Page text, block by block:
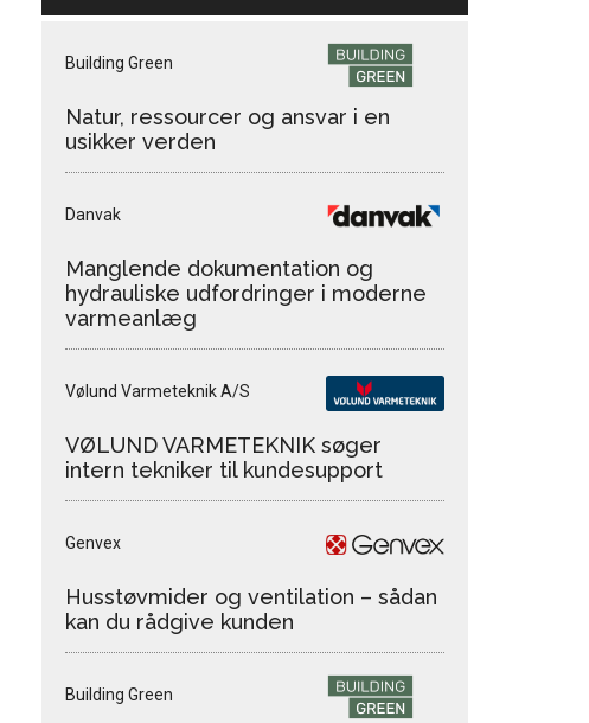
Building Green
Natur, ressourcer og ansvar i en
usikker verden
Danvak
Manglende dokumentation og
hydrauliske udfordringer i moderne
varmeanlæg
Vølund Varmeteknik A/S
VØLUND VARMETEKNIK søger
intern tekniker til kundesupport
Genvex
Husstøvmider og ventilation – sådan
kan du rådgive kunden
Building Green